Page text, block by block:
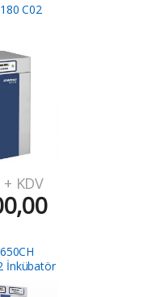
C02
+ KDV
İnkübatör